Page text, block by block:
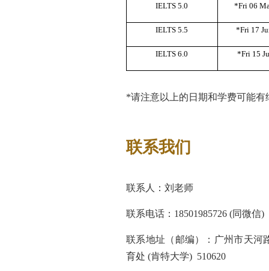
IELTS 5.0 *Fri 06
IELTS 5.5 *Fri 17
IELTS 6.0 *Fri 15
*请注意以上的日期和学费可能
联系我们
联系人： 刘老师
联系电话： 18501985726 (同微信)
联系地址（邮编）： 广州市天河
育处 (肯特大学)510620